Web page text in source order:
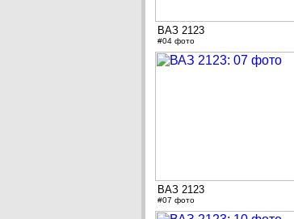
ВАЗ 2123
#04 фото
ВАЗ 2123
#07 фото